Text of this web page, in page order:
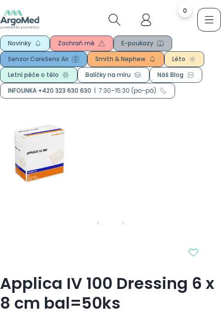
0
Novinky Zachraň mě
E-poukazy
Senzor CareSens Air
Smith & Nephew
Léto
Letní péče o tělo
Balíčky na míru
Náš Blog
INFOLINKA +420 323 630 630 | 7:30–15:30 (po–pá)
Applica IV 100 Dressing 6 x
8 cm bal=50ks